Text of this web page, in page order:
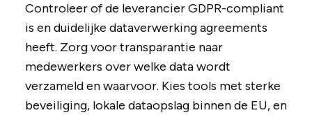
Controleer of de leverancier GDPR-compliant
is en duidelijke dataverwerking agreements
heeft. Zorg voor transparantie naar
medewerkers over welke data wordt
verzameld en waarvoor. Kies tools met sterke
beveiliging, lokale dataopslag binnen de EU, en